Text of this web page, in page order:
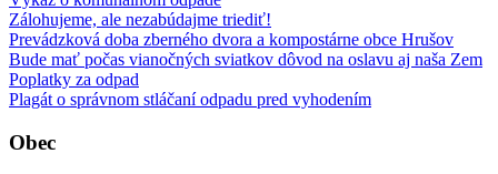
Zálohujeme, ale nezabúdajme triediť!
Prevádzková doba zberného dvora a kompostárne obce Hrušov
Bude mať počas vianočných sviatkov dôvod na oslavu aj naša Zem
Poplatky za odpad
Plagát o správnom stláčaní odpadu pred vyhodením
Obec